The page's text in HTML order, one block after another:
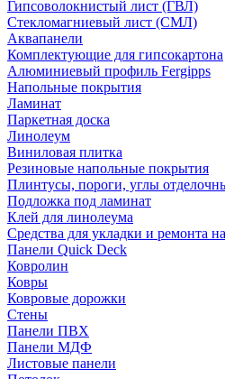
Гипсоволокнистый лист (ГВЛ)
Стекломагниевый лист (СМЛ)
Аквапанели
Комплектующие для гипсокартона
Алюминиевый профиль Fergipps
Напольные покрытия
Ламинат
Паркетная доска
Линолеум
Виниловая плитка
Резиновые напольные покрытия
Плинтусы, пороги, углы
Подложка под ламинат
Клей для линолеума
Средства для укладки и ремонта
Панели Quick Deck
Ковролин
Ковры
Ковровые дорожки
Стены
Панели ПВХ
Панели МДФ
Листовые панели